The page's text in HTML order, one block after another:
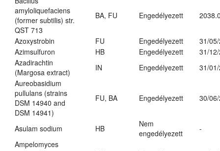
amyloliquefaciens
(former subtilis) str.
QST 713
BA, FU Engedélyezett
Azoxystrobin FU Engedélyezett
31/
Azimsulfuron
HB Engedélyezett
31/
Azadirachtin
(Margosa extract)
IN Engedélyezett
31/
Aureobasidium
pullulans (strains
DSM 14940 and
DSM 14941)
FU, BA Engedélyezett 30/
Asulam sodium HB
Nem
engedélyezett
-
Ampelomyces